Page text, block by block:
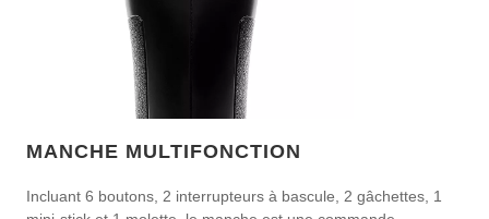
MANCHE MULTIFONCTION
Incluant 6 boutons, 2 interrupteurs à bascule, 2 gâchettes, 1